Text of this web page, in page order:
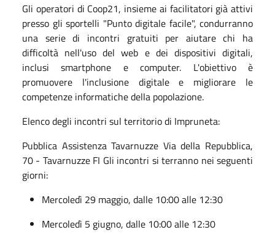
Gli operatori di Coop21, insieme ai facilitatori già attivi
presso gli sportelli "Punto digitale facile", condurranno
una serie di incontri gratuiti per aiutare chi ha
difficoltà nell'uso del web e dei dispositivi digitali,
inclusi smartphone e computer. L'obiettivo è
promuovere l'inclusione digitale e migliorare le
competenze informatiche della popolazione.
Elenco degli incontri sul territorio di Impruneta:
Pubblica Assistenza Tavarnuzze Via della Repubblica,
70 - Tavarnuzze FI Gli incontri si terranno nei seguenti
giorni:
Mercoledì 29 maggio, dalle 10:00 alle 12:30
Mercoledì 5 giugno, dalle 10:00 alle 12:30